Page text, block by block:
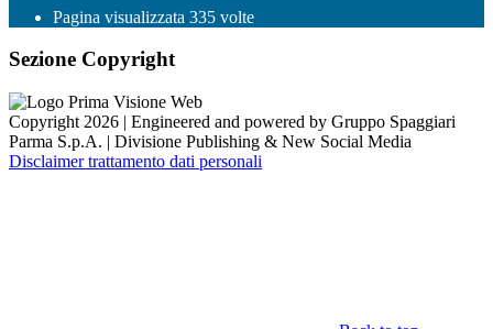
Pagina visualizzata 335 volte
Sezione Copyright
Copyright 2026 | Engineered and powered by Gruppo Spaggiari
Parma S.p.A. | Divisione Publishing & New Social Media
Disclaimer trattamento dati personali